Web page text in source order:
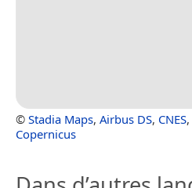
© Stadia Maps, Airbus DS, CNES,
Copernicus